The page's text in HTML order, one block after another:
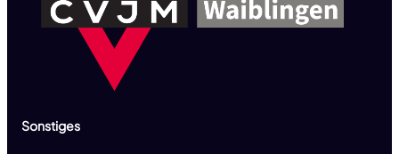
Sonstiges